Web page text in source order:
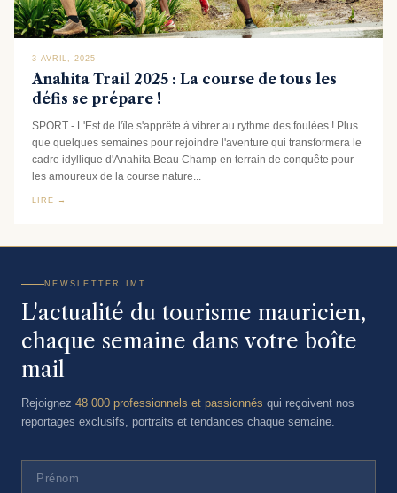
3 AVRIL, 2025
Anahita Trail 2025 : La course de tous les
défis se prépare !
SPORT - L'Est de l'île s'apprête à vibrer au rythme des foulées ! Plus
que quelques semaines pour rejoindre l'aventure qui transformera le
cadre idyllique d'Anahita Beau Champ en terrain de conquête pour
les amoureux de la course nature...
LIRE →
NEWSLETTER IMT
L'actualité du tourisme mauricien,
chaque semaine dans votre boîte
mail
Rejoignez 48 000 professionnels et passionnés qui reçoivent nos
reportages exclusifs, portraits et tendances chaque semaine.